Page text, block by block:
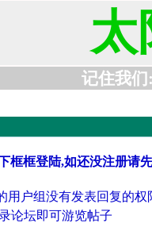
太
记住我们
框框登陆,如还没注册请
用户组没有发表回复的权
论坛即可游览帖子